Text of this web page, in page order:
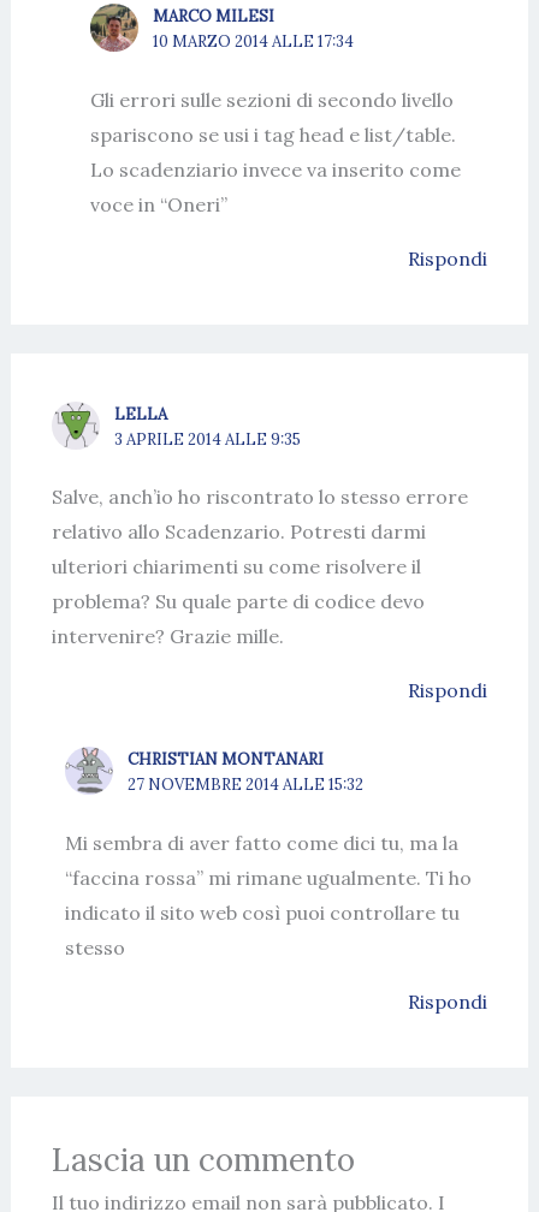
MARCO MILESI
10 MARZO 2014 ALLE 17:34
Gli errori sulle sezioni di secondo livello
spariscono se usi i tag head e list/table.
Lo scadenziario invece va inserito come
voce in “Oneri”
Rispondi
LELLA
3 APRILE 2014 ALLE 9:35
Salve, anch’io ho riscontrato lo stesso errore
relativo allo Scadenzario. Potresti darmi
ulteriori chiarimenti su come risolvere il
problema? Su quale parte di codice devo
intervenire? Grazie mille.
Rispondi
CHRISTIAN MONTANARI
27 NOVEMBRE 2014 ALLE 15:32
Mi sembra di aver fatto come dici tu, ma la
“faccina rossa” mi rimane ugualmente. Ti ho
indicato il sito web così puoi controllare tu
stesso
Rispondi
Lascia un commento
Il tuo indirizzo email non sarà pubblicato. I